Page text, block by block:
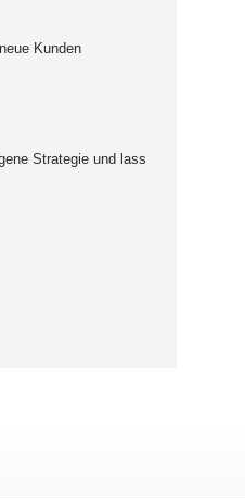
Kunden
Strategie und lass